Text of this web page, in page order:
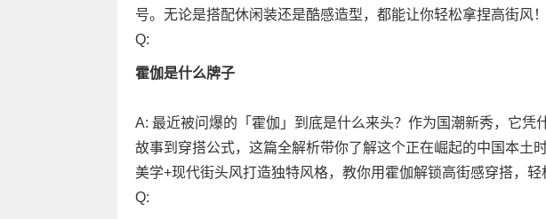
号。无论是搭配休闲装还是酷感造型，都能让你轻松拿捏高街风！
Q:
霍伽是什么牌子
A: 最近被问爆的「霍伽」到底是什么来头？作为国潮新秀，它凭
故事到穿搭公式，这篇全解析带你了解这个正在崛起的中国本土
美学+现代街头风打造独特风格，教你用霍伽解锁高街感穿搭，轻
Q: